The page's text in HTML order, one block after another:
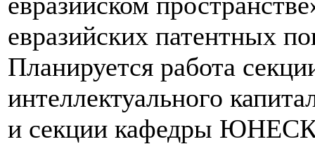
евразийских патентных
Планируется работа
интеллектуального
и секции кафедры